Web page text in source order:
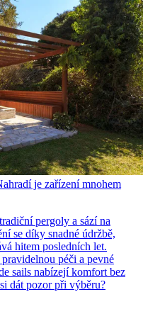
je zařízení mnohem
pergoly a sází na
se díky snadné údržbě,
hitem posledních let.
péči a pevné
sails nabízejí komfort bez
dát pozor při výběru?